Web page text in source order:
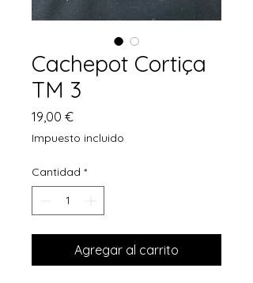
Cachepot Cortiça
TM 3
19,00 €Precio
Impuesto incluido
Cantidad *
Agregar al carrito